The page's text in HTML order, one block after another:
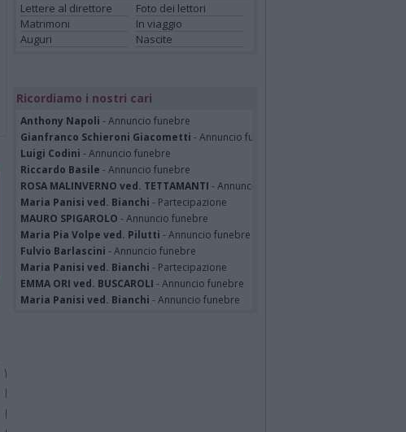
Lettere al direttore
Foto dei lettori
Matrimoni
In viaggio
Auguri
Nascite
Ricordiamo i nostri cari
Anthony Napoli - Annuncio funebre
Gianfranco Schieroni Giacometti - Annuncio funebre
Luigi Codini - Annuncio funebre
Riccardo Basile - Annuncio funebre
ROSA MALINVERNO ved. TETTAMANTI - Annuncio funebre
Maria Panisi ved. Bianchi - Partecipazione
MAURO SPIGAROLO - Annuncio funebre
Maria Pia Volpe ved. Pilutti - Annuncio funebre
Fulvio Barlascini - Annuncio funebre
Maria Panisi ved. Bianchi - Partecipazione
EMMA ORI ved. BUSCAROLI - Annuncio funebre
Maria Panisi ved. Bianchi - Annuncio funebre